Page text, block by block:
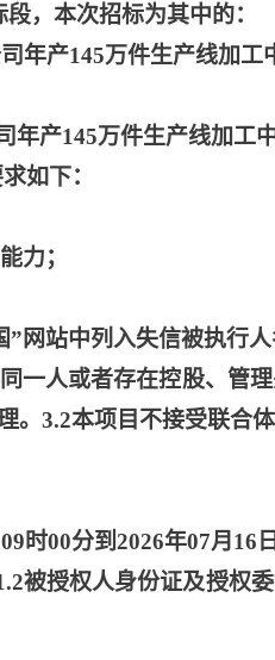
段，本次招标为其中的：
年产145万件生产线加工
年产145万件生产线加工
如下：
力；
”网站中列入失信被执行
一人或者存在控股、管
。3.2本项目不接受联合体
时00分到2026年07月16
被授权人身份证及授权